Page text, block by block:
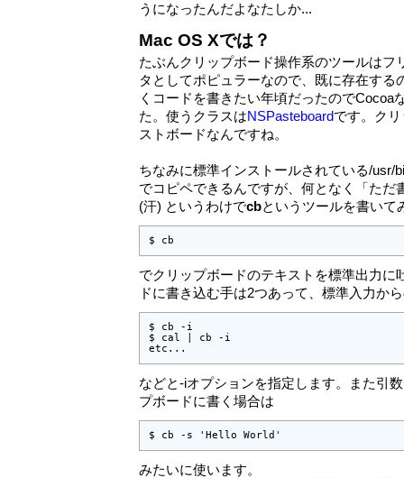
うになったんだよなたしか...
Mac OS Xでは？
たぶんクリップボード操作系のツールはフ
タとしてポピュラーなので、既に存在する
くコードを書きたい年頃だったのでCocoa
た。使うクラスはNSPasteboardです。ク
ストボードなんですね。
ちなみに標準インストールされている/usr/
でコピペできるんですが、何となく「ただ
(汗) というわけでcbというツールを書いて
$ cb
でクリップボードのテキストを標準出力に
ドに書き込む手は2つあって、標準入力か
$ cb -i
$ cal | cb -i
etc...
などと-iオプションを指定します。また引
プボードに書く場合は
$ cb -s 'Hello World'
みたいに使います。